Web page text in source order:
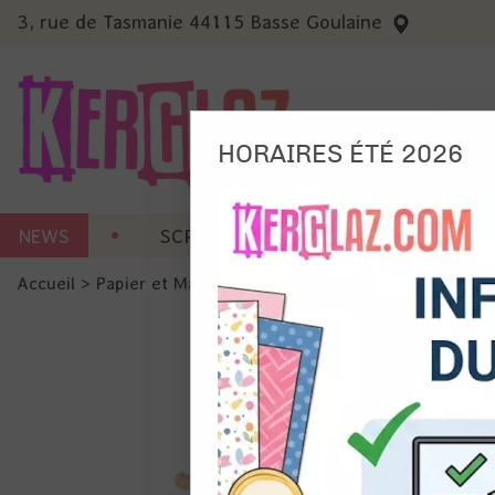
3, rue de Tasmanie 44115 Basse Goulaine
NEWS SCRAP CARTERIE MACHINES
Accueil > Papier et Matière Papier scrap imprimé >
Ils
et du
précises
Si vous
de la
HORAIRES ÉTÉ 2026